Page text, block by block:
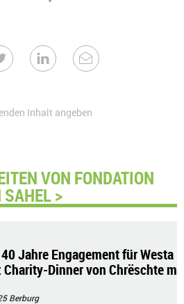
Inhalt angeben
VON FONDATION
SAHEL >
Jahre Engagement für Westa
Dinner von Chrëschte m
Berburg